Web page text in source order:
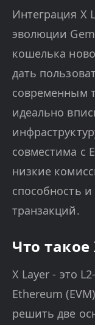
Интеграция X
эволюции
кошелька
дать
современным
идеально
совместима с
низкие
способность
транзакций.
Что такое
X Layer - это
Ethereum
решить две